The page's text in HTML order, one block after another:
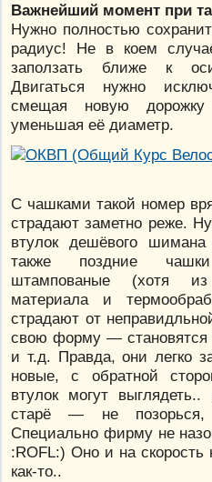
Важнейший момент при
Нужно полностью
радиус! Не в коем
заползать ближе к
Двигаться нужно
смещая новую
уменьшая её диаметр.
С чашками такой номер
страдают заметно реже.
втулок дешёвого
также поздние
штампованые (хотя из
материала и
страдают от
свою форму — становятся
и т.д. Правда, они легко
новые, с обратной
втулок могут
старё — не позорься,
Специально фирму не
:ROFL:) Оно и на скорость
как-то..